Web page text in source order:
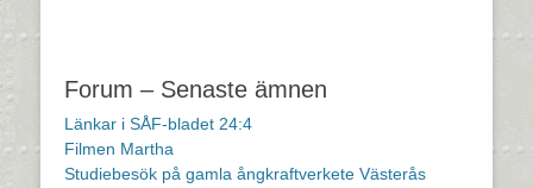
Forum – Senaste ämnen
Länkar i SÅF-bladet 24:4
Filmen Martha
Studiebesök på gamla ångkraftverkete Västerås